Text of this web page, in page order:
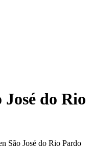
José do Rio
São José do Rio Pardo